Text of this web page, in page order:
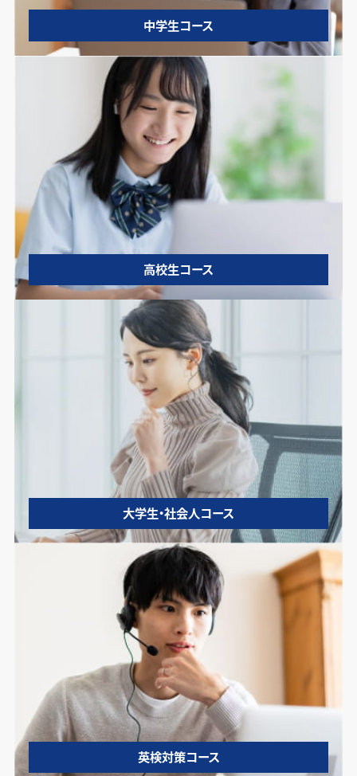
中学生コース
高校生コース
大学生・社会人コース
英検対策コース